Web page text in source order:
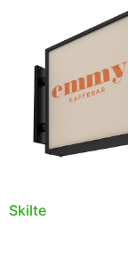
Skilte